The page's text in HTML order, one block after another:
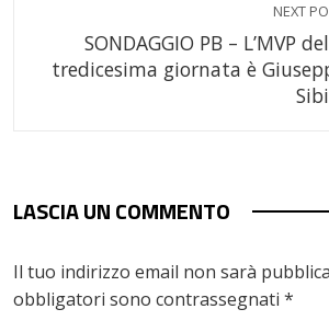
NEXT
SONDAGGIO PB – L’MVP
tredicesima giornata è
LASCIA UN COMMENTO
Il tuo indirizzo email non sarà
obbligatori sono contrassegnati *